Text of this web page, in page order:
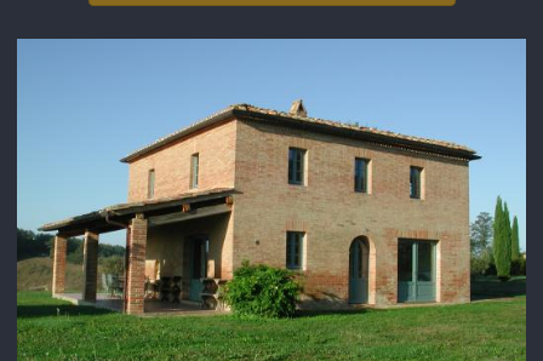
par Email
Adresse de courriel